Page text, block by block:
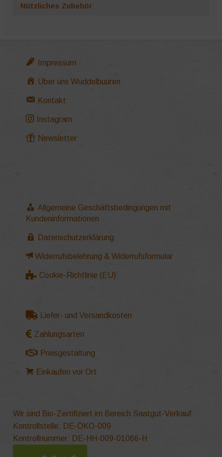
Nützliches Zubehör
Impressum
Über uns Wuddelbuuren
Kontakt
Instagram
Newsletter
Allgemeine Geschäftsbedingungen mit
Kundeninformationen
Datenschutzerklärung
Widerrufsbelehrung & Widerrufsformular
Cookie-Richtlinie (EU)
Liefer- und Versandkosten
Zahlungsarten
Preisgestaltung
Einkaufen vor Ort
Wir sind Bio-Zertifiziert im Bereich Saatgut-Verkauf
Kontrollstelle: DE-ÖKO-009
Kontrollnummer: DE-HH-009-01066-H